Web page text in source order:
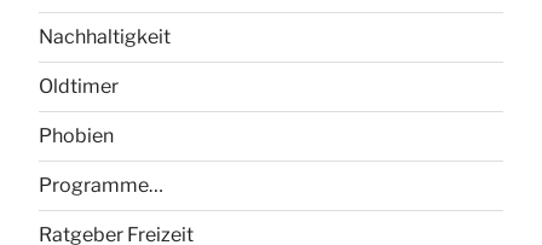
Nachhaltigkeit
Oldtimer
Phobien
Programme…
Ratgeber Freizeit